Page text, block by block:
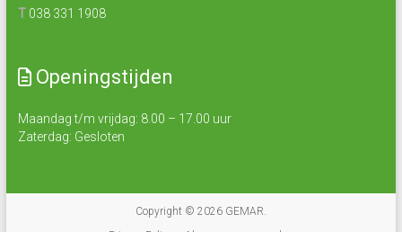
T 038 331 1908
Openingstijden
Maandag t/m vrijdag: 8.00 – 17.00 uur
Zaterdag: Gesloten
Copyright © 2026 GEMAR.